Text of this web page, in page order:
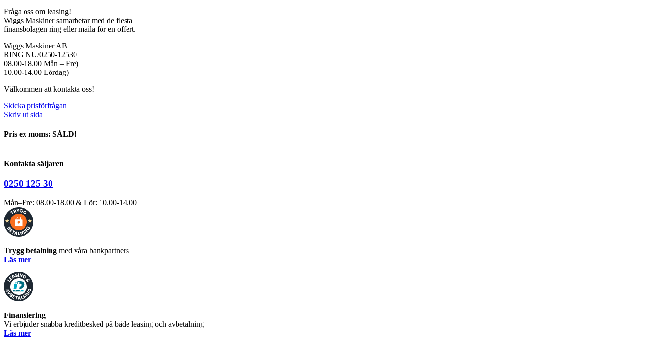
Fråga oss om leasing!
Wiggs Maskiner samarbetar med de flesta
finansbolagen ring eller maila för en offert.
Wiggs Maskiner AB
RING NU/0250-12530
08.00-18.00 Mån – Fre)
10.00-14.00 Lördag)
Välkommen att kontakta oss!
Skicka prisförfrågan
Skriv ut sida
Pris ex moms: SÅLD!
Kontakta säljaren
0250 125 30
Mån–Fre: 08.00-18.00 & Lör: 10.00-14.00
Trygg betalning med våra bankpartners
Läs mer
Finansiering
Vi erbjuder snabba kreditbesked på både leasing och avbetalning
Läs mer